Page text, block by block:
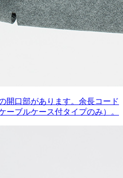
開口部があります。余長コード
ーブルケース付タイプのみ）。